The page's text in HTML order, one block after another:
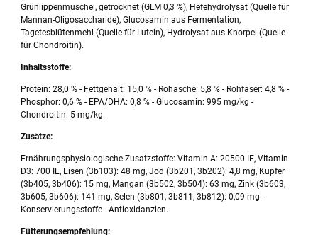
Grünlippenmuschel, getrocknet (GLM 0,3 %), Hefehydrolysat (Quelle für
Mannan-Oligosaccharide), Glucosamin aus Fermentation,
Tagetesblütenmehl (Quelle für Lutein), Hydrolysat aus Knorpel (Quelle
für Chondroitin).
Inhaltsstoffe:
Protein: 28,0 % - Fettgehalt: 15,0 % - Rohasche: 5,8 % - Rohfaser: 4,8 % -
Phosphor: 0,6 % - EPA/DHA: 0,8 % - Glucosamin: 995 mg/kg -
Chondroitin: 5 mg/kg.
Zusätze:
Ernährungsphysiologische Zusatzstoffe: Vitamin A: 20500 IE, Vitamin
D3: 700 IE, Eisen (3b103): 48 mg, Jod (3b201, 3b202): 4,8 mg, Kupfer
(3b405, 3b406): 15 mg, Mangan (3b502, 3b504): 63 mg, Zink (3b603,
3b605, 3b606): 141 mg, Selen (3b801, 3b811, 3b812): 0,09 mg -
Konservierungsstoffe - Antioxidanzien.
Fütterungsempfehlung: